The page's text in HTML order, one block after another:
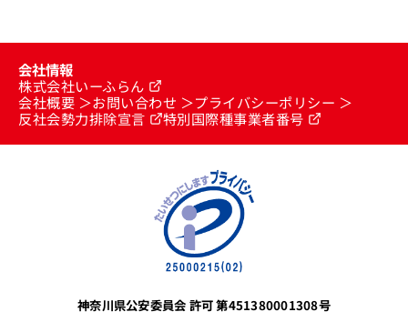
会社情報
株式会社いーふらん
会社概要
お問い合わせ
プライバシーポリシー
反社会勢力排除宣言
特別国際種事業者番号
神奈川県公安委員会 許可 第451380001308号